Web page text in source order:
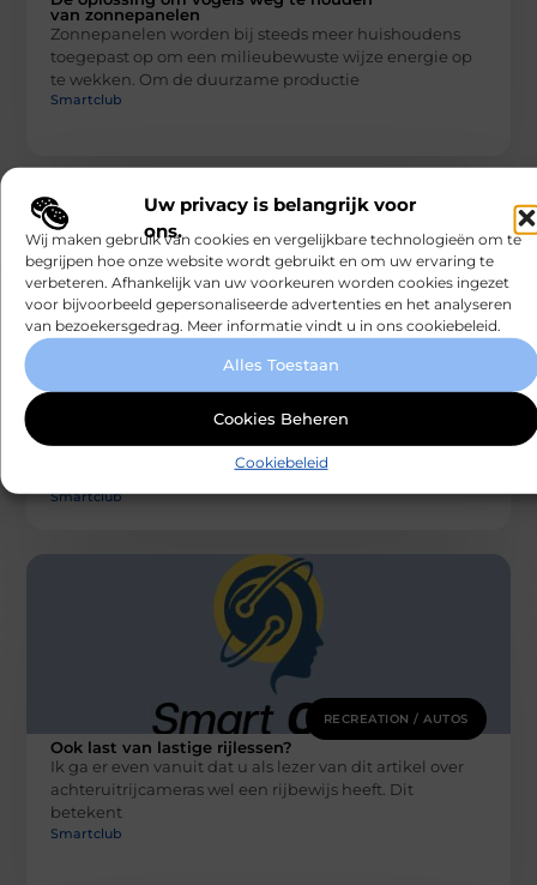
Uw privacy is belangrijk voor
ons.
Wij maken gebruik van cookies en vergelijkbare technologieën om te
begrijpen hoe onze website wordt gebruikt en om uw ervaring te
verbeteren. Afhankelijk van uw voorkeuren worden cookies ingezet
voor bijvoorbeeld gepersonaliseerde advertenties en het analyseren
van bezoekersgedrag. Meer informatie vindt u in ons cookiebeleid.
Alles Toestaan
Cookies Beheren
Cookiebeleid
van zonnepanelen
Zonnepanelen worden bij steeds meer huishoudens
toegepast op om een milieubewuste wijze energie op
te wekken. Om de duurzame productie
Smartclub
De voordelen van het inhuren van een
deejay
gefeest. Studenten hervatten hun wekelijkse
feestweekenden en verjaardagen worden uitgebreider
Smartclub
RECREATION / AUTOS
Ook last van lastige rijlessen?
Ik ga er even vanuit dat u als lezer van dit artikel over
achteruitrijcameras wel een rijbewijs heeft. Dit
betekent
Smartclub